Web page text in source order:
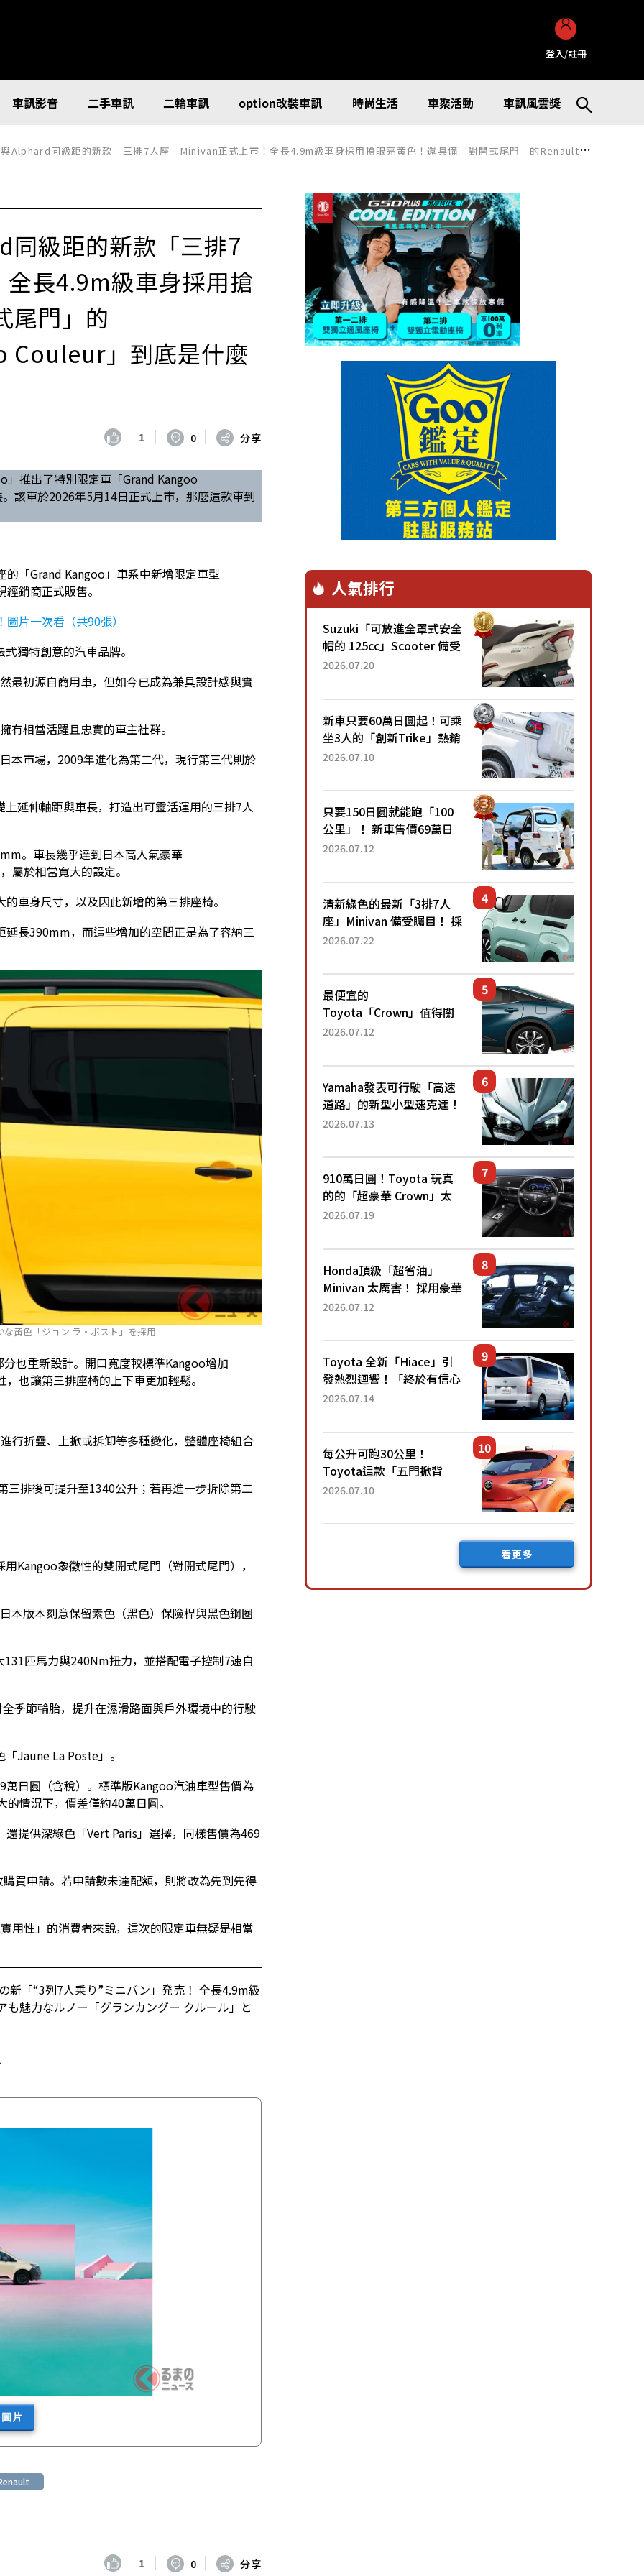
登入/註冊
車訊影音 二手車訊 二輪車訊 option改裝車訊 時尚生活 車聚活動 車訊風雲獎
同級距的新款「三排7人座」Minivan正式上市！全長4.9m級車身採用搶眼亮黃色！還具備「對開式尾門」的Renault「Grand Kangoo Couleur」到底是什麼車！
級距的新款「三排7
長4.9m級車身採用搶
尾門」的
」到底是什麼
1 0 分享
推出了特別限定車「Grand Kangoo
該車於2026年5月14日正式上市，那麼這款車到
「Grand Kangoo」車系中新增限定車型
銷商正式販售。
片一次看（共90張）
獨特創意的汽車品牌。
最初源自商用車，但如今已成為兼具設計感與實
相當活躍且忠實的車主社群。
本市場，2009年進化為第二代，現行第三代則於
延伸軸距與車長，打造出可靈活運用的三排7人
。車長幾乎達到日本高人氣豪華
於相當寬大的設定。
車身尺寸，以及因此新增的第三排座椅。
長390mm，而這些增加的空間正是為了容納三
黄色「ジョン ラ・ポスト」を採用
也重新設計。開口寬度較標準Kangoo增加
也讓第三排座椅的上下車更加輕鬆。
行折疊、上掀或拆卸等多種變化，整體座椅組合
排後可提升至1340公升；若再進一步拆除第二
Kangoo象徵性的雙開式尾門（對開式尾門），
本版本刻意保留素色（黑色）保險桿與黑色鋼圈
匹馬力與240Nm扭力，並搭配電子控制7速自
季節輪胎，提升在濕滑路面與戶外環境中的行駛
Jaune La Poste」。
日圓（含稅）。標準版Kangoo汽油車型售價為
情況下，價差僅約40萬日圓。
提供深綠色「Vert Paris」選擇，同樣售價為469
買申請。若申請數未達配額，則將改為先到先得
用性」的消費者來說，這次的限定車無疑是相當
新「“3列7人乗り”ミニバン」発売！ 全長4.9m級
魅力なルノー「グランカングー クルール」と
片
1 0 分享
人氣排行
Suzuki「可放進全罩式安全
帽的 125cc」Scooter 備受
矚目！採用全新流線設計與
已陸續開始出口的新款
「B...
2026.07.20
新車只要60萬日圓起！可乘
坐3人的「創新Trike」熱銷
大賣成為人氣車款！「養車
日圓就能跑100公里」「小
朋友坐得...
2026.07.10
只要150日圓就能跑「100
公里」！ 新車售價69萬日
圓的「3人座」Trike大受歡
為何能迅速熱賣？
2026.07.12
清新綠色的最新「3排7人
座」Minivan 備受矚目！ 採
用全長4.7公尺剛剛好的車
還推出467萬元日圓起的5
人座版...
2026.07.22
最便宜的
Toyota「Crown」值得關
注！ 搭載4WD、每公升
眼！ 配備豐富、超越售價
水準，堪稱高CP值代表的
「...
2026.07.12
Yamaha發表可行駛「高速
道路」的新型小型速克達！
搭載能享受超強勁「渦輪
高階「Super Sport」車款
相同的...
2026.07.13
910萬日圓！Toyota 玩真
的的「超豪華 Crown」太
厲害了！採用由「匠人技
運動化「底盤設定」！還配
備專屬豪華...
2026.07.19
Honda頂級「超省油」
Minivan 太厲害！ 採用豪華
「真皮座椅」與專屬「黑色
公里，兼具優異節能表現與
舒適「三...
2026.07.12
Toyota 全新「Hiace」引
發熱烈迴響！「終於有信心
下訂了！」「哪個等級交車
後竟然還要等「超過半年」
才能交車？...
2026.07.14
每公升可跑30公里！
Toyota這款「五門掀背
車」真的很厲害！ 擁有全
尺寸」，配備全面升級！
2026.07.10
看更多